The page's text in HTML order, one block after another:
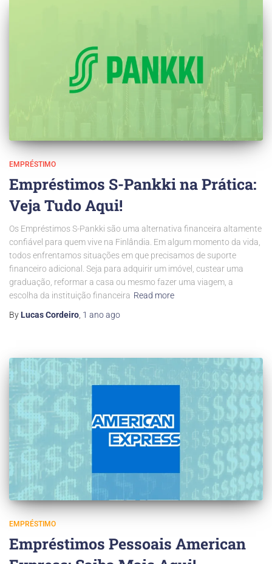
EMPRÉSTIMO
Empréstimos S-Pankki na Prática:
Veja Tudo Aqui!
Os Empréstimos S-Pankki são uma alternativa financeira altamente
confiável para quem vive na Finlândia. Em algum momento da vida,
todos enfrentamos situações em que precisamos de suporte
financeiro adicional. Seja para adquirir um imóvel, custear uma
graduação, reformar a casa ou mesmo fazer uma viagem, a
escolha da instituição financeira Read more
By Lucas Cordeiro, 1 anoago
EMPRÉSTIMO
Empréstimos Pessoais American